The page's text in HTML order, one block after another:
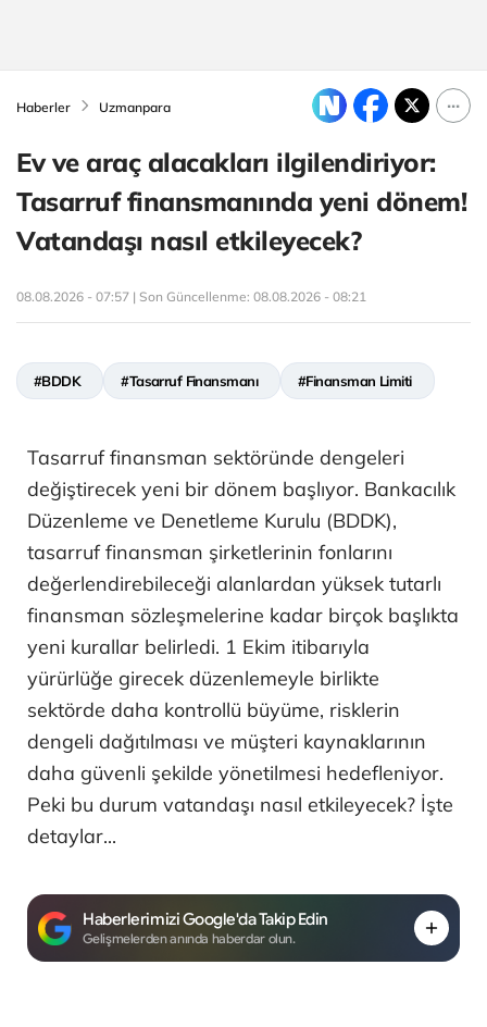
Haberler Uzmanpara
Ev ve araç alacakları ilgilendiriyor:
Tasarruf finansmanında yeni dönem!
Vatandaşı nasıl etkileyecek?
08.08.2026 - 07:57 | Son Güncellenme: 08.08.2026 - 08:21
#BDDK #Tasarruf Finansmanı #Finansman Limiti
Tasarruf finansman sektöründe dengeleri
değiştirecek yeni bir dönem başlıyor. Bankacılık
Düzenleme ve Denetleme Kurulu (BDDK),
tasarruf finansman şirketlerinin fonlarını
değerlendirebileceği alanlardan yüksek tutarlı
finansman sözleşmelerine kadar birçok başlıkta
yeni kurallar belirledi. 1 Ekim itibarıyla
yürürlüğe girecek düzenlemeyle birlikte
sektörde daha kontrollü büyüme, risklerin
dengeli dağıtılması ve müşteri kaynaklarının
daha güvenli şekilde yönetilmesi hedefleniyor.
Peki bu durum vatandaşı nasıl etkileyecek? İşte
detaylar...
Haberlerimizi Google'da Takip Edin
Gelişmelerden anında haberdar olun.